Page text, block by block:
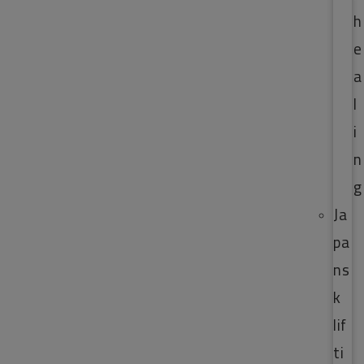
h
e
a
l
i
n
g
Ja
pa
ns
k
lif
ti